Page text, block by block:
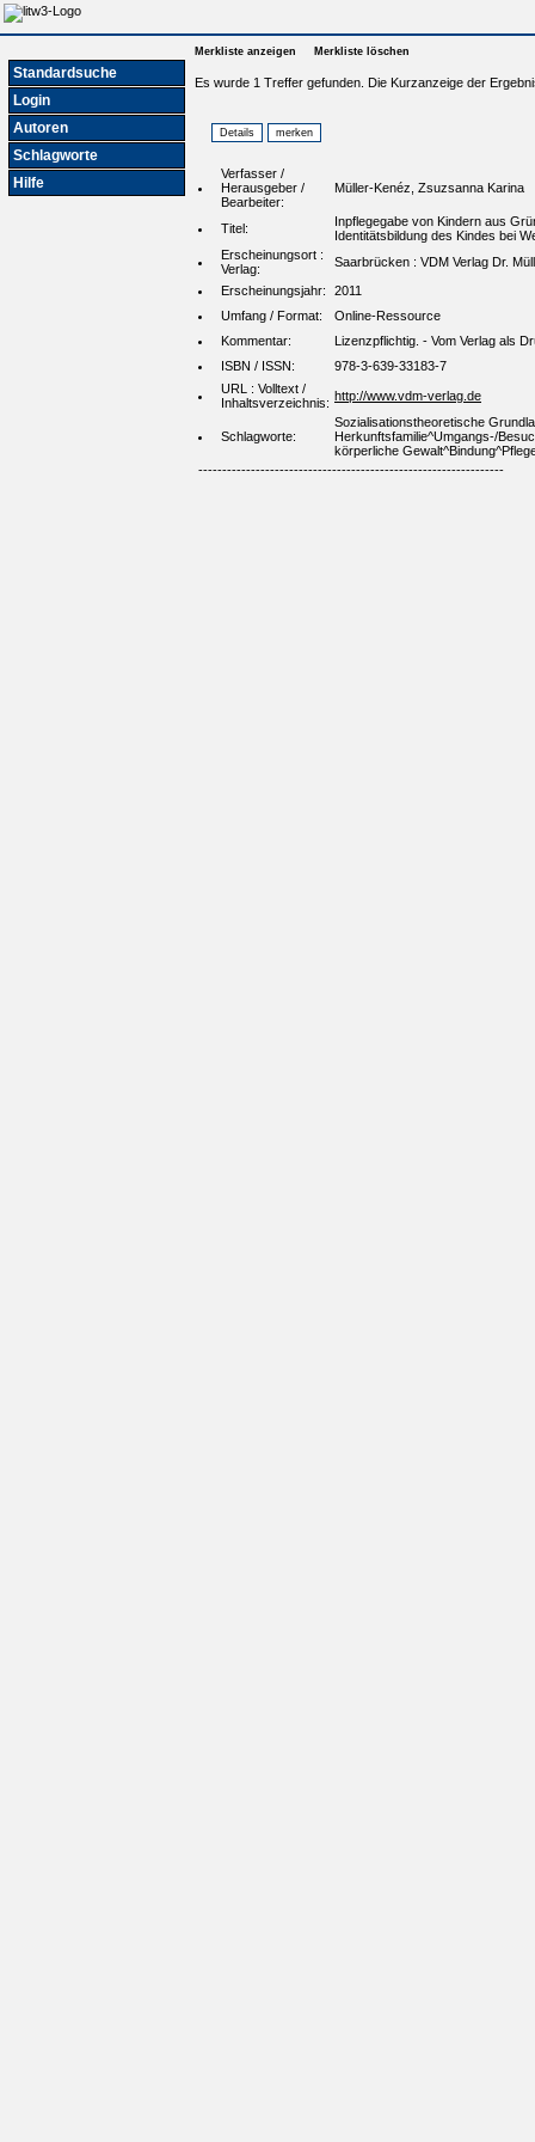
Standardsuche
Login
Autoren
Schlagworte
Hilfe
Merkliste anzeigen Merkliste löschen
Es wurde 1 Treffer gefunden. Die Kurzanzeige der
Verfasser /
Herausgeber /
Bearbeiter:
Müller-Kenéz, Zsuzsanna Karina
Titel:
Inpflegegabe von Kindern aus
Identitätsbildung des Kindes bei
Erscheinungsort :
Verlag:
Saarbrücken : VDM Verlag Dr.
Erscheinungsjahr:
2011
Umfang / Format:
Online-Ressource
Kommentar:
Lizenzpflichtig. - Vom Verlag als
ISBN / ISSN:
978-3-639-33183-7
URL : Volltext /
Inhaltsverzeichnis: http://www.vdm-verlag.de
Schlagworte:
Sozialisationstheoretische
Herkunftsfamilie^Umgangs-/
körperliche
----------------------------------------------------------------